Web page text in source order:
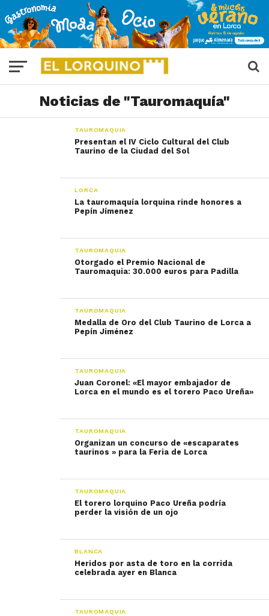
Noticias de "Tauromaquía"
TAUROMAQUIA
Presentan el IV Ciclo Cultural del Club
Taurino de la Ciudad del Sol
LORCA
La tauromaquía lorquina rinde honores a
Pepín Jímenez
TAUROMAQUIA
Otorgado el Premio Nacional de
Tauromaquia: 30.000 euros para Padilla
TAUROMAQUIA
Medalla de Oro del Club Taurino de Lorca a
Pepín Jiménez
TAUROMAQUIA
Juan Coronel: «El mayor embajador de
Lorca en el mundo es el torero Paco Ureña»
TAUROMAQUIA
Organizan un concurso de «escaparates
taurinos » para la Feria de Lorca
TAUROMAQUIA
El torero lorquino Paco Ureña podría
perder la visión de un ojo
BLANCA
Heridos por asta de toro en la corrida
celebrada ayer en Blanca
TAUROMAQUIA